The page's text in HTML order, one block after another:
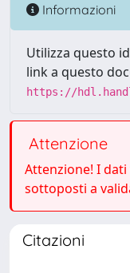
Informazioni
Utilizza questo
link a questo
https://
Attenzione
Attenzione! I
sottoposti a
Citazioni